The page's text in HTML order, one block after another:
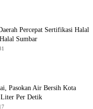
Percepat Sertifikasi Halal
Sumbar
Pasokan Air Bersih Kota
Liter Per Detik